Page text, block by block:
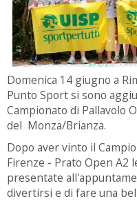
Domenica 14 giugno a
Punto Sport si sono
Campionato di Pallavolo
del Monza/Brianza.
Dopo aver vinto il
Firenze - Prato Open A2
presentate
divertirsi e di fare una